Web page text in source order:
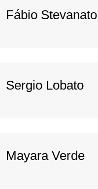
Fábio Stevanato
Sergio Lobato
Mayara Verde